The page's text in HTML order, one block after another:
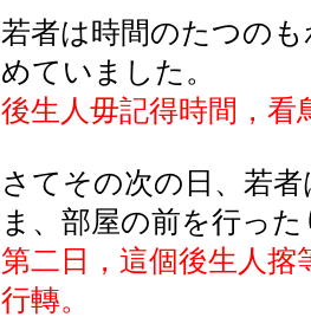
若者は時間のたつの
めていました。
後生人毋記得時間，看
さてその次の 日、若者
ま 、部屋の前を行った
第二日，這個後生人揢
行轉。